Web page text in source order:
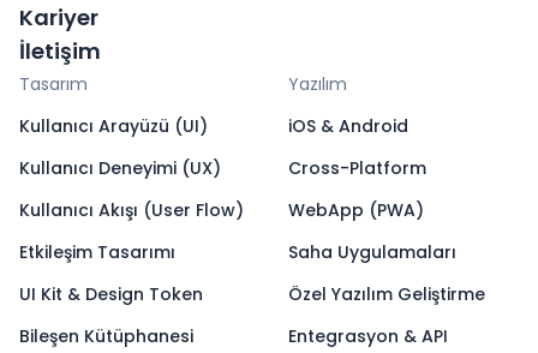
Kariyer
İletişim
Tasarım
Kullanıcı Arayüzü (UI)
Kullanıcı Deneyimi (UX)
Kullanıcı Akışı (User Flow)
Etkileşim Tasarımı
UI Kit & Design Token
Bileşen Kütüphanesi
Yazılım
iOS & Android
Cross-Platform
WebApp (PWA)
Saha Uygulamaları
Özel Yazılım Geliştirme
Entegrasyon & API